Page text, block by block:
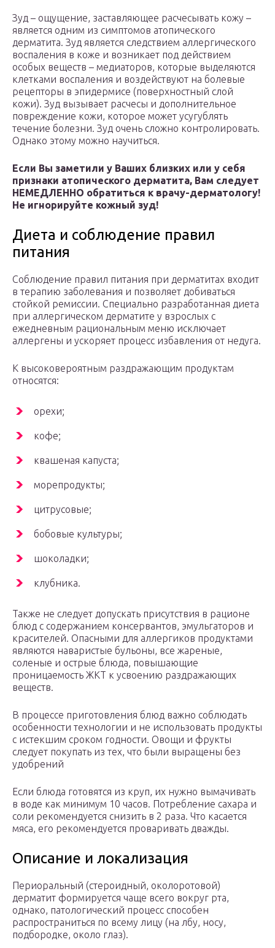
Зуд – ощущение, заставляющее расчесывать кожу –
является одним из симптомов атопического
дерматита. Зуд является следствием аллергического
воспаления в коже и возникает под действием
особых веществ – медиаторов, которые выделяются
клетками воспаления и воздействуют на болевые
рецепторы в эпидермисе (поверхностный слой
кожи). Зуд вызывает расчесы и дополнительное
повреждение кожи, которое может усугублять
течение болезни. Зуд очень сложно контролировать.
Однако этому можно научиться.
Если Вы заметили у Ваших близких или у себя
признаки атопического дерматита, Вам следует
НЕМЕДЛЕННО обратиться к врачу-дерматологу!
Не игнорируйте кожный зуд!
Диета и соблюдение правил
питания
Соблюдение правил питания при дерматитах входит
в терапию заболевания и позволяет добиваться
стойкой ремиссии. Специально разработанная диета
при аллергическом дерматите у взрослых с
ежедневным рациональным меню исключает
аллергены и ускоряет процесс избавления от недуга.
К высоковероятным раздражающим продуктам
относятся:
орехи;
кофе;
квашеная капуста;
морепродукты;
цитрусовые;
бобовые культуры;
шоколадки;
клубника.
Также не следует допускать присутствия в рационе
блюд с содержанием консервантов, эмульгаторов и
красителей. Опасными для аллергиков продуктами
являются наваристые бульоны, все жареные,
соленые и острые блюда, повышающие
проницаемость ЖКТ к усвоению раздражающих
веществ.
В процессе приготовления блюд важно соблюдать
особенности технологии и не использовать продукты
с истекшим сроком годности. Овощи и фрукты
следует покупать из тех, что были выращены без
удобрений
Если блюда готовятся из круп, их нужно вымачивать
в воде как минимум 10 часов. Потребление сахара и
соли рекомендуется снизить в 2 раза. Что касается
мяса, его рекомендуется проваривать дважды.
Описание и локализация
Периоральный (стероидный, околоротовой)
дерматит формируется чаще всего вокруг рта,
однако, патологический процесс способен
распространиться по всему лицу (на лбу, носу,
подбородке, около глаз).